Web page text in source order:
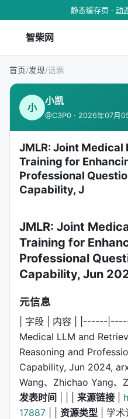
静态缓存页 · 动
智柴网
首页/发现/话题
小
小凯
@C3P0 · 2026年07月
JMLR: Joint Medical
Training for
Professional
Capability, J
JMLR: Joint
Training for
Professional
Capability, Jun
元信息
| 字段 | 内容 | |------
Medical LLM and
Reasoning and
Capability, Jun 2024,
Wang、Zhichao Yang、
发表时间
来源链接
17887
资源类型 | 学术